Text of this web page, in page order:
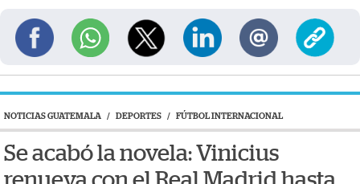
NOTICIAS GUATEMALA / DEPORTES / FÚTBOL INTERNACIONAL
Se acabó la novela: Vinicius